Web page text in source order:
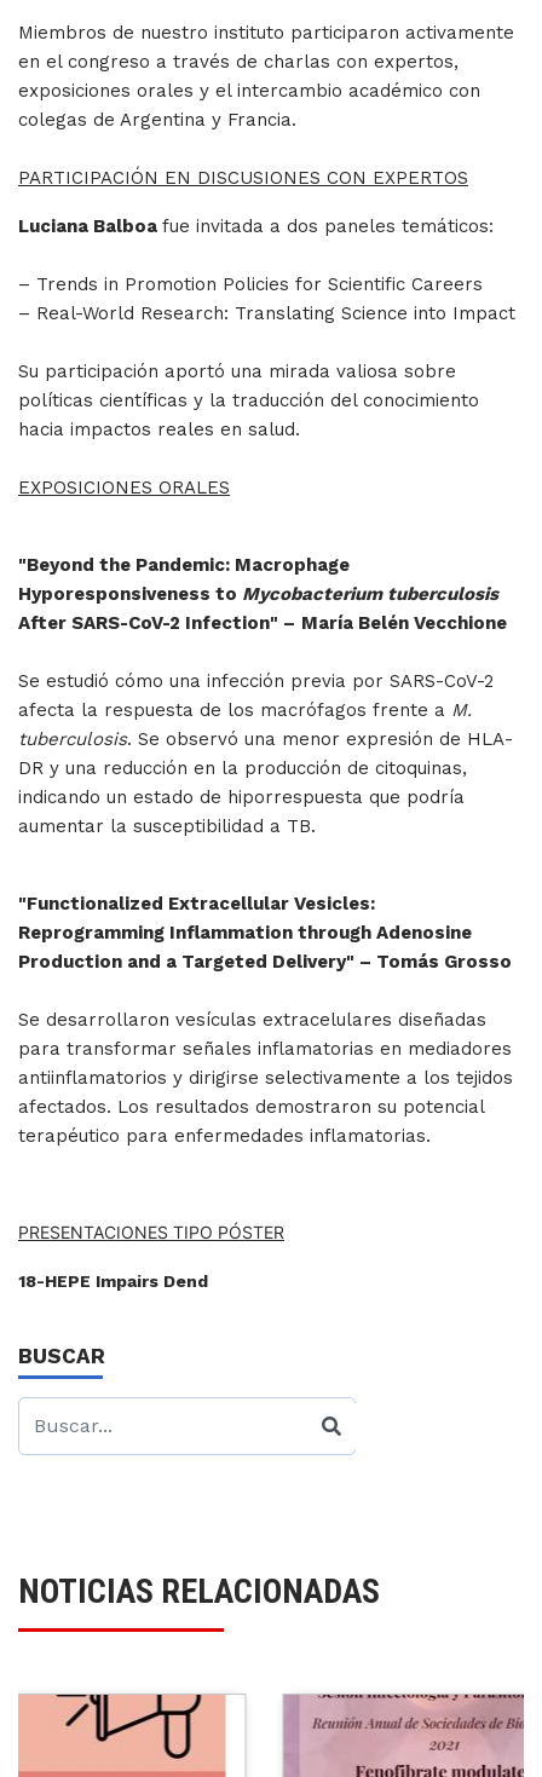
Miembros de nuestro instituto participaron activamente
en el congreso a través de charlas con expertos,
exposiciones orales y el intercambio académico con
colegas de Argentina y Francia.
PARTICIPACIÓN EN DISCUSIONES CON EXPERTOS
Luciana Balboa fue invitada a dos paneles temáticos:
– Trends in Promotion Policies for Scientific Careers
– Real-World Research: Translating Science into Impact
Su participación aportó una mirada valiosa sobre
políticas científicas y la traducción del conocimiento
hacia impactos reales en salud.
EXPOSICIONES ORALES
"Beyond the Pandemic: Macrophage
Hyporesponsiveness to Mycobacterium tuberculosis
After SARS-CoV-2 Infection" – María Belén Vecchione
Se estudió cómo una infección previa por SARS-CoV-2
afecta la respuesta de los macrófagos frente a M.
tuberculosis. Se observó una menor expresión de HLA-
DR y una reducción en la producción de citoquinas,
indicando un estado de hiporrespuesta que podría
aumentar la susceptibilidad a TB.
"Functionalized Extracellular Vesicles:
Reprogramming Inflammation through Adenosine
Production and a Targeted Delivery" – Tomás Grosso
Se desarrollaron vesículas extracelulares diseñadas
para transformar señales inflamatorias en mediadores
antiinflamatorios y dirigirse selectivamente a los tejidos
afectados. Los resultados demostraron su potencial
terapéutico para enfermedades inflamatorias.
PRESENTACIONES TIPO PÓSTER
18-HEPE Impairs Dend
BUSCAR
NOTICIAS RELACIONADAS